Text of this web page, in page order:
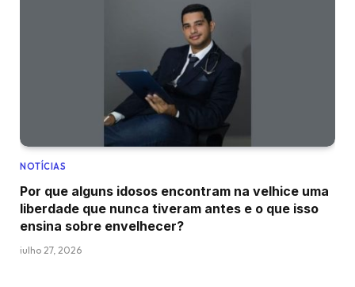
NOTÍCIAS
Por que alguns idosos encontram na velhice uma
liberdade que nunca tiveram antes e o que isso
ensina sobre envelhecer?
julho 27, 2026